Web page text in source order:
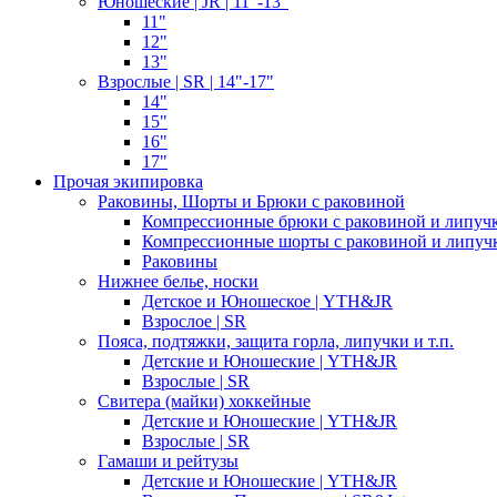
11"
12"
13"
Взрослые | SR | 14"-17"
14"
15"
16"
17"
Прочая экипировка
Раковины, Шорты и Брюки с раковиной
Компрессионные брюки с раковиной и
Компрессионные шорты с раковиной и
Раковины
Нижнее белье, носки
Детское и Юношеское | YTH&JR
Взрослое | SR
Пояса, подтяжки, защита горла, липучки и т.п.
Детские и Юношеские | YTH&JR
Взрослые | SR
Свитера (майки) хоккейные
Детские и Юношеские | YTH&JR
Взрослые | SR
Гамаши и рейтузы
Детские и Юношеские | YTH&JR